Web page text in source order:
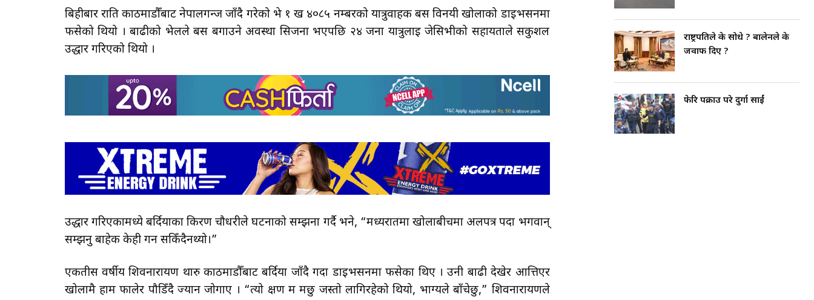
बिहीबार राति काठमाडौँबाट नेपालगन्ज जाँदै गरेको भे १ ख ४०८५ नम्बरको यात्रुवाहक बस विनयी खोलाको डाइभर्सनमा
फसेको थियो । बाढीको भेलले बस बगाउने अवस्था सिर्जना भएपछि २४ जना यात्रुलाई जेसिभीको सहायताले सकुशल
उद्धार गरिएको थियो ।
उद्धार गरिएकामध्ये बर्दियाका किरण चौधरीले घटनाको सम्झना गर्दै भने, “मध्यरातमा खोलाबीचमा अलपत्र पर्दा भगवान्
सम्झनु बाहेक केही गर्न सकिँदैनथ्यो।”
एकतीस वर्षीय शिवनारायण थारु काठमाडौँबाट बर्दिया जाँदै गर्दा डाइभर्सनमा फसेका थिए । उनी बाढी देखेर आत्तिएर
खोलामै हाम फालेर पौडिँदै ज्यान जोगाए । “त्यो क्षण म मर्छु जस्तो लागिरहेको थियो, भाग्यले बाँचेछु,” शिवनारायणले
राष्ट्रपतिले के सोधे ? बालेनले के
जवाफ दिए ?
फेरि पक्राउ परे दुर्गा प्रसाईं